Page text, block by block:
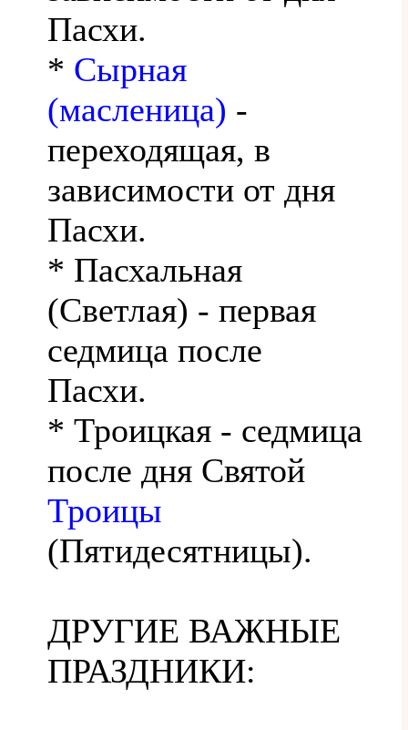
Пасхи.
* Сырная
(масленица) -
переходящая, в
зависимости от дня
Пасхи.
* Пасхальная
(Светлая) - первая
седмица после
Пасхи.
* Троицкая - седмица
после дня Святой
Троицы
(Пятидесятницы).
ДРУГИЕ ВАЖНЫЕ
ПРАЗДНИКИ: